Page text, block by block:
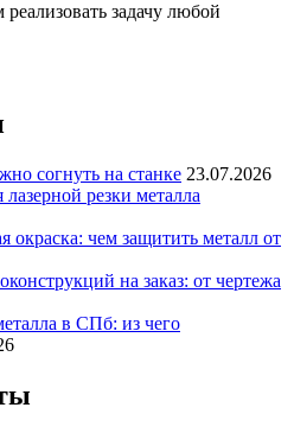
задачу любой
согнуть на станке 23.07.2026
резки металла
чем защитить металл от
на заказ: от чертежа
в СПб: из чего